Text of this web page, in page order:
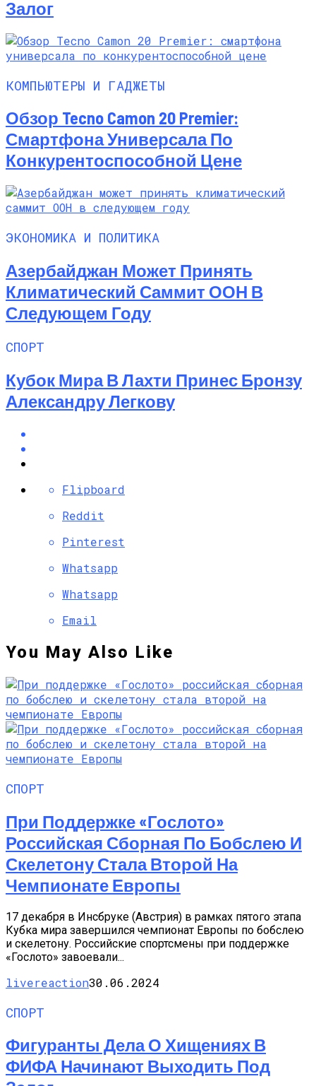
Залог
КОМПЬЮТЕРЫ И ГАДЖЕТЫ
Обзор Tecno Camon 20 Premier:
Смартфона Универсала По
Конкурентоспособной Цене
ЭКОНОМИКА И ПОЛИТИКА
Азербайджан Может Принять
Климатический Саммит ООН В
Следующем Году
СПОРТ
Кубок Мира В Лахти Принес Бронзу
Александру Легкову
Flipboard
Reddit
Pinterest
Whatsapp
Whatsapp
Email
You May Also Like
СПОРТ
При Поддержке «Гослото»
Российская Сборная По Бобслею И
Скелетону Стала Второй На
Чемпионате Европы
17 декабря в Инсбруке (Австрия) в рамках пятого этапа
Кубка мира завершился чемпионат Европы по бобслею
и скелетону. Российские спортсмены при поддержке
«Гослото» завоевали...
livereaction30.06.2024
СПОРТ
Фигуранты Дела О Хищениях В
ФИФА Начинают Выходить Под